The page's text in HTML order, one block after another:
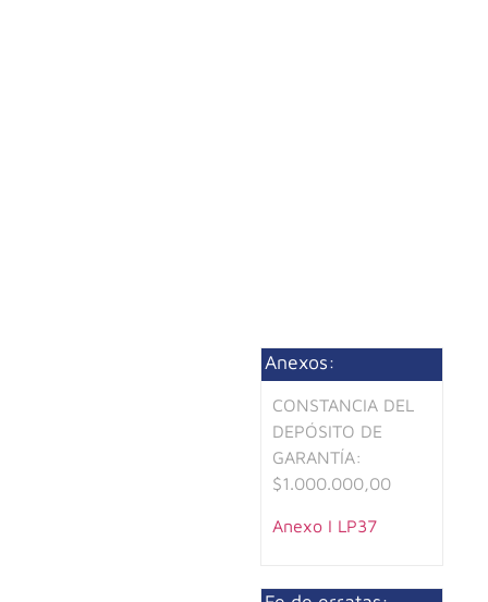
Anexos:
CONSTANCIA DEL
DEPÓSITO DE
GARANTÍA:
$1.000.000,00
Anexo I LP37